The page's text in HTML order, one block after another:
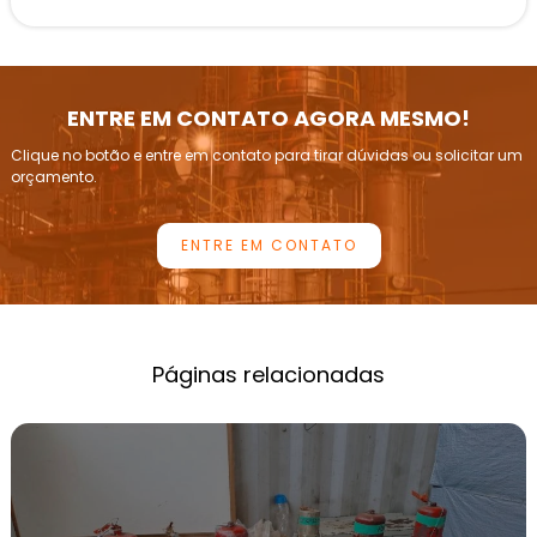
INSPEÇÃO DE VASOS DE PRESSÃO
INSPEÇÃO E CALIBRAÇÃO DE VÁLVULAS DE
ALÍVIO DE PRESSÃO
INSPEÇÃO PERIÓDICA DE CALDEIRAS
INSTRUMENTAÇÃO DE PRESSÃO E CALIBRAÇÃO
LABORATÓRIOS DE CALIBRAÇÃO DE
EMPRESAS DE CALIBRAÇÃO DE MANÔMETROS
TRANSMISSORES DE PRESSÃO
TRANSMISSORES DE TEMPERATURA
ENTRE EM CONTATO AGORA MESMO!
Clique no botão e entre em contato para tirar dúvidas ou solicitar um
orçamento.
ENTRE EM CONTATO
Páginas relacionadas